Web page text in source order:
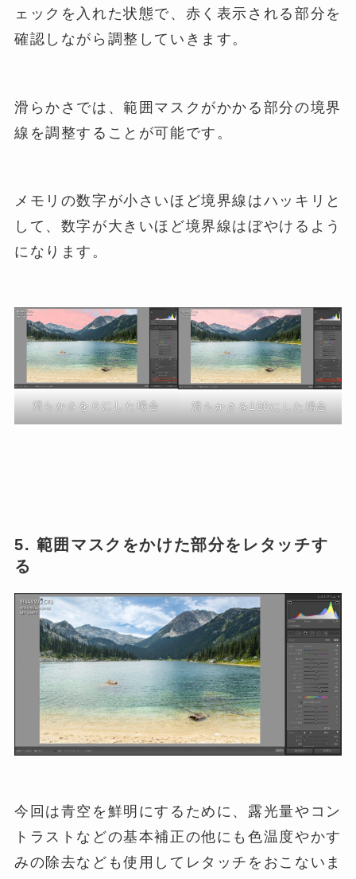
ェックを入れた状態で、赤く表示される部分を
確認しながら調整していきます。
滑らかさでは、範囲マスクがかかる部分の境界
線を調整することが可能です。
メモリの数字が小さいほど境界線はハッキリと
して、数字が大きいほど境界線はぼやけるよう
になります。
滑らかさを０にした場合 滑らかさを100にした場合
5. 範囲マスクをかけた部分をレタッチす
る
今回は青空を鮮明にするために、露光量やコン
トラストなどの基本補正の他にも色温度やかす
みの除去なども使用してレタッチをおこないま